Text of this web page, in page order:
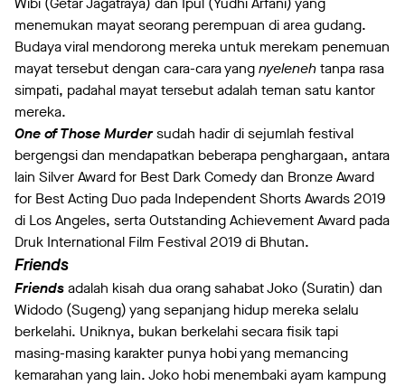
menemukan mayat seorang perempuan di area gudang.
Budaya viral mendorong mereka untuk merekam penemuan
mayat tersebut dengan cara-cara yangnyelenehtanpa rasa
simpati, padahal mayat tersebut adalah teman satu kantor
mereka.
One of Those Murdersudah hadir di sejumlah festival
bergengsi dan mendapatkan beberapa penghargaan, antara
lain Silver Award for Best Dark Comedy dan Bronze Award
for Best Acting Duo pada Independent Shorts Awards 2019
di Los Angeles, serta Outstanding Achievement Award pada
Druk International Film Festival 2019 di Bhutan.
Friends
Friendsadalah kisah dua orang sahabat Joko (Suratin) dan
Widodo (Sugeng) yang sepanjang hidup mereka selalu
berkelahi. Uniknya, bukan berkelahi secara fisik tapi
masing-masing karakter punya hobi yang memancing
kemarahan yang lain. Joko hobi menembaki ayam kampung